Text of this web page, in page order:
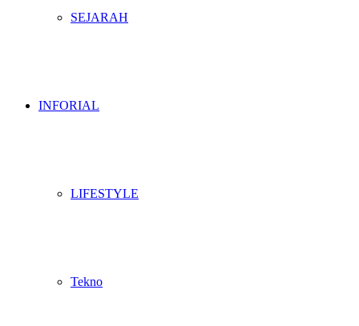
SEJARAH
INFORIAL
LIFESTYLE
Tekno